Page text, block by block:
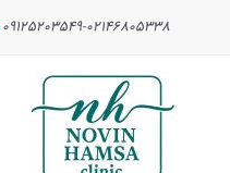
09125203549-02146805338
نوشته